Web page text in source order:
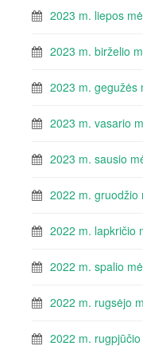
2023 m. liepos
2023 m. birželio
2023 m. gegužės
2023 m. vasario
2023 m. sausio
2022 m. gruodžio
2022 m. lapkričio
2022 m. spalio
2022 m. rugsėjo
2022 m.